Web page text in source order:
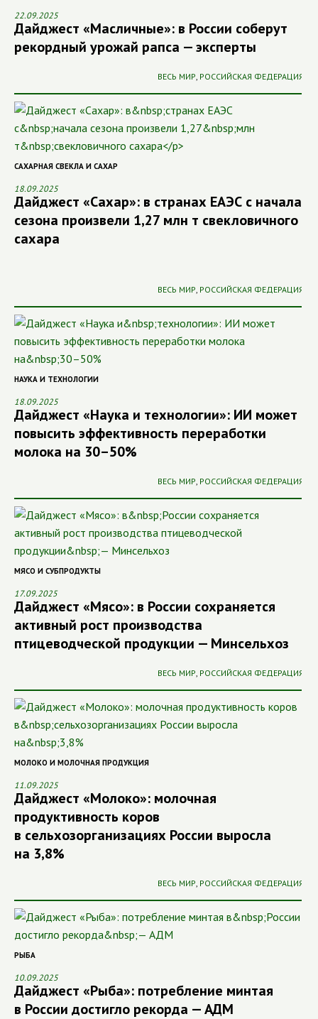
22.09.2025
Дайджест «Масличные»: в России соберут
рекордный урожай рапса — эксперты
ВЕСЬ МИР, РОССИЙСКАЯ ФЕДЕРАЦИЯ
САХАРНАЯ СВЕКЛА И САХАР
18.09.2025
Дайджест «Сахар»: в странах ЕАЭС с начала
сезона произвели 1,27 млн т свекловичного
сахара
ВЕСЬ МИР, РОССИЙСКАЯ ФЕДЕРАЦИЯ
НАУКА И ТЕХНОЛОГИИ
18.09.2025
Дайджест «Наука и технологии»: ИИ может
повысить эффективность переработки
молока на 30–50%
ВЕСЬ МИР, РОССИЙСКАЯ ФЕДЕРАЦИЯ
МЯСО И СУБПРОДУКТЫ
17.09.2025
Дайджест «Мясо»: в России сохраняется
активный рост производства
птицеводческой продукции — Минсельхоз
ВЕСЬ МИР, РОССИЙСКАЯ ФЕДЕРАЦИЯ
МОЛОКО И МОЛОЧНАЯ ПРОДУКЦИЯ
11.09.2025
Дайджест «Молоко»: молочная
продуктивность коров
в сельхозорганизациях России выросла
на 3,8%
ВЕСЬ МИР, РОССИЙСКАЯ ФЕДЕРАЦИЯ
РЫБА
10.09.2025
Дайджест «Рыба»: потребление минтая
в России достигло рекорда — АДМ